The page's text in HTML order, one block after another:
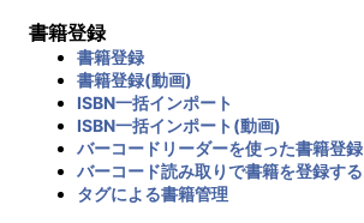
書籍登録
書籍登録
書籍登録(動画)
ISBN一括インポート
ISBN一括インポート(動画)
バーコードリーダーを使った書籍登録
バーコード読み取りで書籍を登録する
タグによる書籍管理